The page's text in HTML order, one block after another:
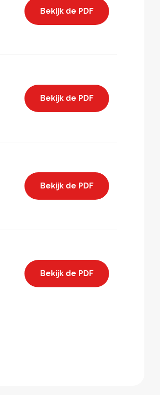
Bekijk de PDF
Bekijk de PDF
Bekijk de PDF
Bekijk de PDF